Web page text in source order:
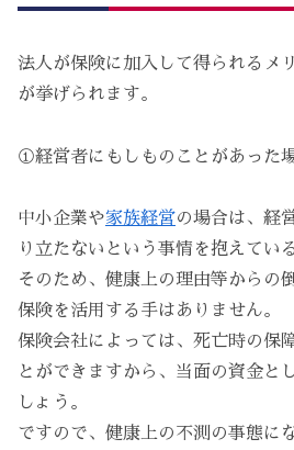
法人が保険に加入して得られるメ
が挙げられます。
①経営者にもしものことがあった
中小企業や家族経営の場合は、経
り立たないという事情を抱えてい
そのため、健康上の理由等からの
保険を活用する手はありません。
保険会社によっては、死亡時の保
とができますから、当面の資金と
しょう。
ですので、健康上の不測の事態に